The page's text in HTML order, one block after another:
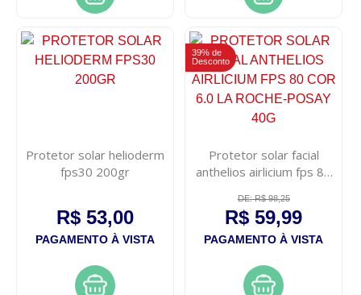
Protetor solar helioderm
fps30 200gr
R$ 53,00
PAGAMENTO À VISTA
39% de
Desconto
Protetor solar facial
anthelios airlicium fps 80
DE: R$ 98,25
R$ 59,99
PAGAMENTO À VISTA